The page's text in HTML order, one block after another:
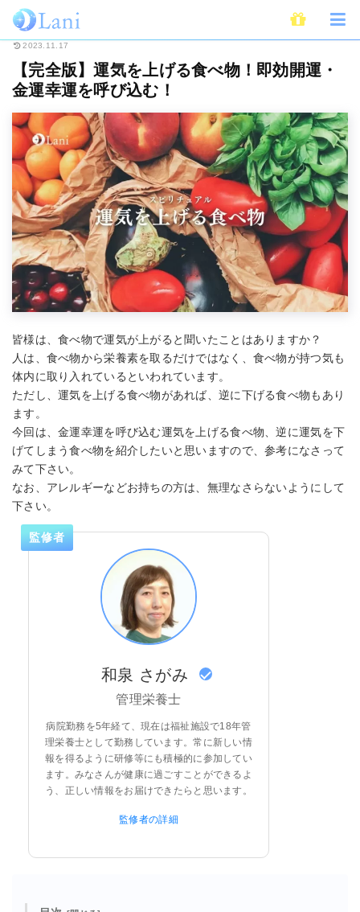
ホーム スピリチュアル 【完全版】運気を上げる食べ物！即効開運・金運
2023.11.17
【完全版】運気を上げる食べ物！即効開運・
金運幸運を呼び込む！
皆様は、食べ物で運気が上がると聞いたことはありますか？
人は、食べ物から栄養素を取るだけではなく、食べ物が持つ気も
体内に取り入れているといわれています。
ただし、運気を上げる食べ物があれば、逆に下げる食べ物もあり
ます。
今回は、金運幸運を呼び込む運気を上げる食べ物、逆に運気を下
げてしまう食べ物を紹介したいと思いますので、参考になさって
みて下さい。
なお、アレルギーなどお持ちの方は、無理なさらないようにして
下さい。
監修者
和泉 さがみ
管理栄養士
病院勤務を5年経て、現在は福祉施設で18年管
理栄養士として勤務しています。常に新しい情
報を得るように研修等にも積極的に参加してい
ます。みなさんが健康に過ごすことができるよ
う、正しい情報をお届けできたらと思います。
監修者の詳細